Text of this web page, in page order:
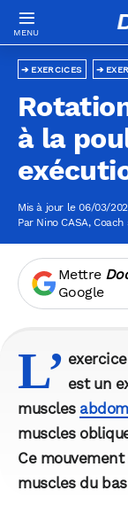
EXERCICES
à la
Mis à jour le 06/03/
Par Nino CASA, Coach
Mettre
Google
L’ est un
muscles
muscles
Ce
muscles du